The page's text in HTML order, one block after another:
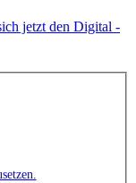
jetzt den Digital -